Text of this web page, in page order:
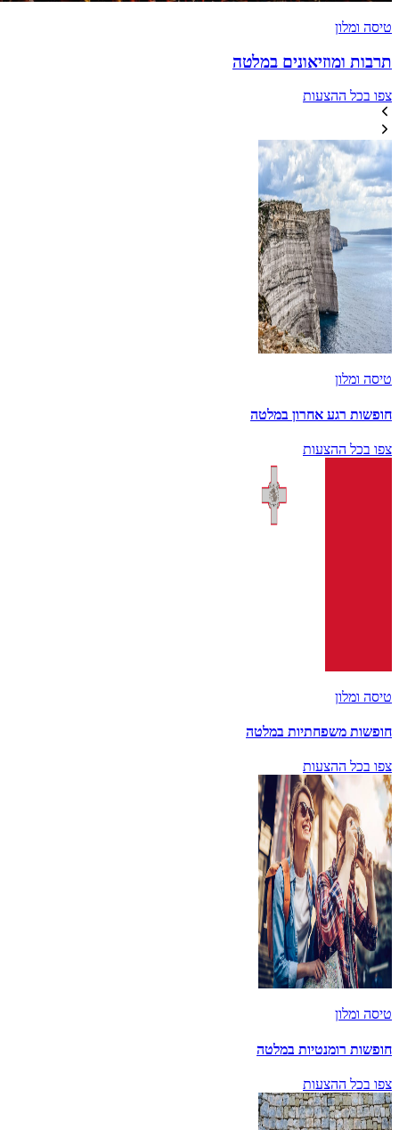
טיסה ומלון
תרבות ומוזיאונים במלטה
צפו בכל ההצעות
טיסה ומלון
חופשות רגע אחרון במלטה
צפו בכל ההצעות
טיסה ומלון
חופשות משפחתיות במלטה
צפו בכל ההצעות
טיסה ומלון
חופשות רומנטיות במלטה
צפו בכל ההצעות